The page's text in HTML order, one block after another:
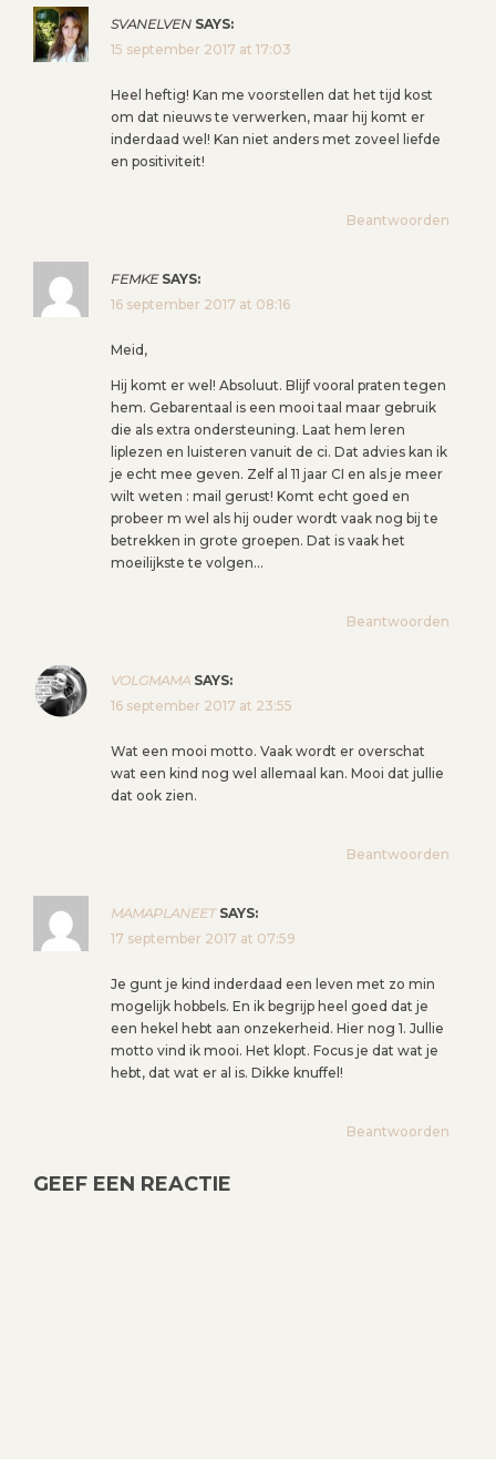
SVANELVEN SAYS:
15 september 2017 at 17:03
Heel heftig! Kan me voorstellen dat het tijd kost
om dat nieuws te verwerken, maar hij komt er
inderdaad wel! Kan niet anders met zoveel liefde
en positiviteit!
Beantwoorden
FEMKE SAYS:
16 september 2017 at 08:16
Meid,
Hij komt er wel! Absoluut. Blijf vooral praten tegen
hem. Gebarentaal is een mooi taal maar gebruik
die als extra ondersteuning. Laat hem leren
liplezen en luisteren vanuit de ci. Dat advies kan ik
je echt mee geven. Zelf al 11 jaar CI en als je meer
wilt weten : mail gerust! Komt echt goed en
probeer m wel als hij ouder wordt vaak nog bij te
betrekken in grote groepen. Dat is vaak het
moeilijkste te volgen…
Beantwoorden
VOLGMAMA SAYS:
16 september 2017 at 23:55
Wat een mooi motto. Vaak wordt er overschat
wat een kind nog wel allemaal kan. Mooi dat jullie
dat ook zien.
Beantwoorden
MAMAPLANEET SAYS:
17 september 2017 at 07:59
Je gunt je kind inderdaad een leven met zo min
mogelijk hobbels. En ik begrijp heel goed dat je
een hekel hebt aan onzekerheid. Hier nog 1. Jullie
motto vind ik mooi. Het klopt. Focus je dat wat je
hebt, dat wat er al is. Dikke knuffel!
Beantwoorden
GEEF EEN REACTIE